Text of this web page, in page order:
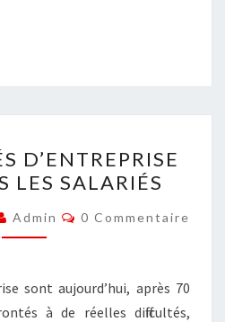
COMITÉS
D’ENTREPRISE
POUR
TOUS
SALARIÉS
D’ENTREPRISE
LES SALARIÉS
Admin Commentaires
0 Commentaire
sont aujourd’hui, après 70
à de réelles difficultés,